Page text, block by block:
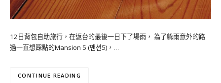
12日背包自助旅行，在返台的最後一日下了場雨， 為了躲雨意外的路
過一直想踩點的Mansion 5 (맨션5)，…
CONTINUE READING